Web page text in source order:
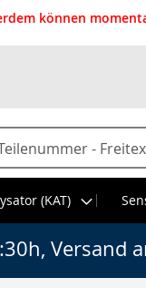
können
(KAT)
Versand